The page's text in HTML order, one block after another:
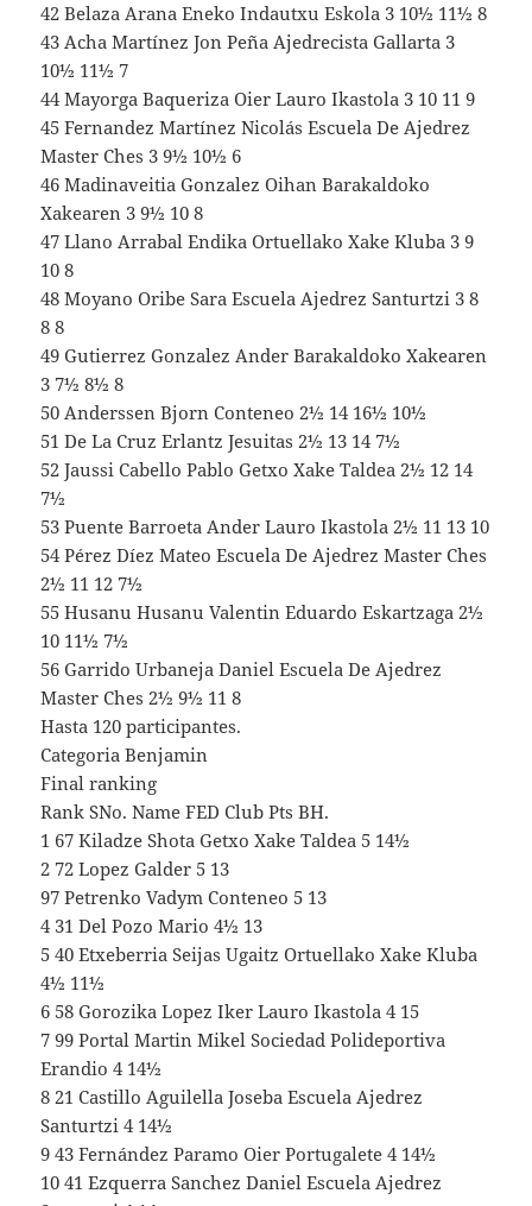
42 Belaza Arana Eneko Indautxu Eskola 3 10½ 11½ 8
43 Acha Martínez Jon Peña Ajedrecista Gallarta 3
10½ 11½ 7
44 Mayorga Baqueriza Oier Lauro Ikastola 3 10 11 9
45 Fernandez Martínez Nicolás Escuela De Ajedrez
Master Ches 3 9½ 10½ 6
46 Madinaveitia Gonzalez Oihan Barakaldoko
Xakearen 3 9½ 10 8
47 Llano Arrabal Endika Ortuellako Xake Kluba 3 9
10 8
48 Moyano Oribe Sara Escuela Ajedrez Santurtzi 3 8
8 8
49 Gutierrez Gonzalez Ander Barakaldoko Xakearen
3 7½ 8½ 8
50 Anderssen Bjorn Conteneo 2½ 14 16½ 10½
51 De La Cruz Erlantz Jesuitas 2½ 13 14 7½
52 Jaussi Cabello Pablo Getxo Xake Taldea 2½ 12 14
7½
53 Puente Barroeta Ander Lauro Ikastola 2½ 11 13 10
54 Pérez Díez Mateo Escuela De Ajedrez Master Ches
2½ 11 12 7½
55 Husanu Husanu Valentin Eduardo Eskartzaga 2½
10 11½ 7½
56 Garrido Urbaneja Daniel Escuela De Ajedrez
Master Ches 2½ 9½ 11 8
Hasta 120 participantes.
Categoria Benjamin
Final ranking
Rank SNo. Name FED Club Pts BH.
1 67 Kiladze Shota Getxo Xake Taldea 5 14½
2 72 Lopez Galder 5 13
97 Petrenko Vadym Conteneo 5 13
4 31 Del Pozo Mario 4½ 13
5 40 Etxeberria Seijas Ugaitz Ortuellako Xake Kluba
4½ 11½
6 58 Gorozika Lopez Iker Lauro Ikastola 4 15
7 99 Portal Martin Mikel Sociedad Polideportiva
Erandio 4 14½
8 21 Castillo Aguilella Joseba Escuela Ajedrez
Santurtzi 4 14½
9 43 Fernández Paramo Oier Portugalete 4 14½
10 41 Ezquerra Sanchez Daniel Escuela Ajedrez